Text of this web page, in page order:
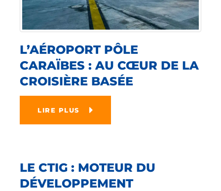
L’AÉROPORT PÔLE
CARAÏBES : AU CŒUR DE LA
CROISIÈRE BASÉE
LIRE PLUS
LE CTIG : MOTEUR DU
DÉVELOPPEMENT